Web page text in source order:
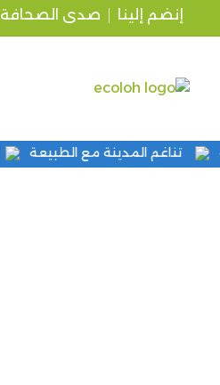
إنضم إلينا صدى الصحافة
تناغم المدينة مع الطبيعة